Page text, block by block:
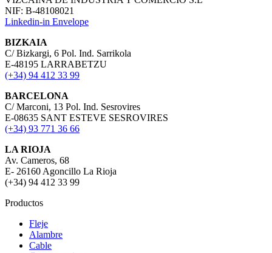
NIF: B-48108021
Linkedin-in Envelope
BIZKAIA
C/ Bizkargi, 6 Pol. Ind. Sarrikola
E-48195 LARRABETZU
(+34) 94 412 33 99
BARCELONA
C/ Marconi, 13 Pol. Ind. Sesrovires
E-08635 SANT ESTEVE SESROVIRES
(+34) 93 771 36 66
LA RIOJA
Av. Cameros, 68
E- 26160 Agoncillo La Rioja
(+34) 94 412 33 99
Productos
Fleje
Alambre
Cable